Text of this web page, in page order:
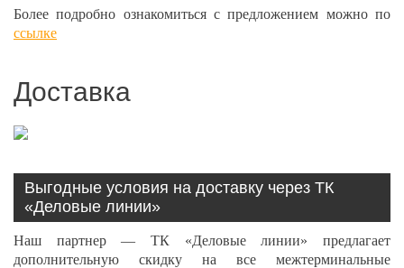
Более подробно ознакомиться с предложением можно по
ссылке
Доставка
Выгодные условия на доставку через ТК
«Деловые линии»
Наш партнер — ТК «Деловые линии» предлагает
дополнительную скидку на все межтерминальные